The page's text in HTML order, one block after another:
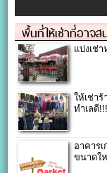
พื้นที่ให้เช่าที่อาจส
แบ่งเช่
ให้เช่า
ทำเลดี!!!
อาคาร
ขนาดใ